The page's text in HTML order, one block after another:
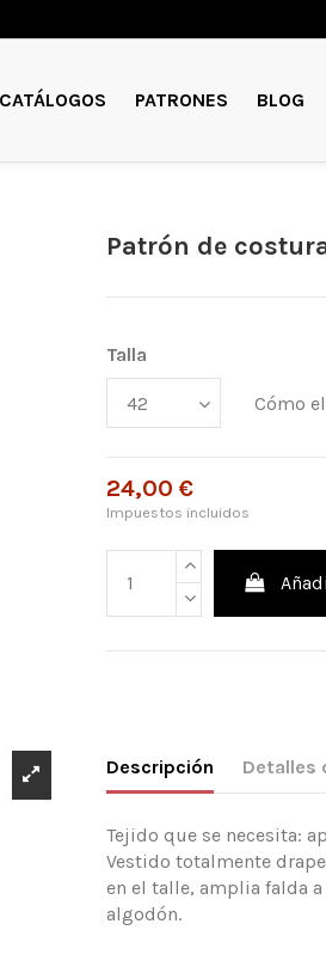
CATÁLOGOS PATRONES BLOG
Patrón de
Talla
Cómo
24,00 €
Impuestos incluidos
Descripción Detalles
Tejido que se necesita:
Vestido totalmente
en el talle, amplia falda
algodón.